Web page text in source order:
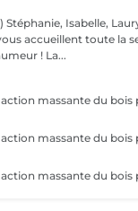
Stéphanie, Isabelle,
accueillent toute la
20h dans la bonne humeur ! La...